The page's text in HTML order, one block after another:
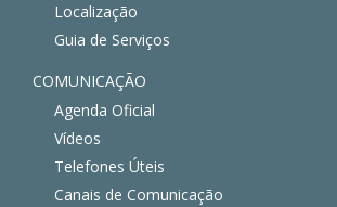
Localização
Guia de Serviços
COMUNICAÇÃO
Agenda Oficial
Vídeos
Telefones Úteis
Canais de Comunicação